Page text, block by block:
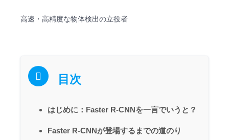
高速・高精度な物体検出の立役者
目次
はじめに：Faster R-CNNを一言でいうと？
Faster R-CNNが登場するまでの道のり